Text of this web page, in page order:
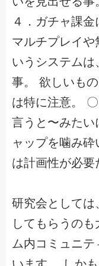
４．ガチャ課金
マルチプレイや
いうシステムは
事。 欲しいも
は特に注意。
言うと〜みたい
ャップを噛み
は計画性が必要
研究会としては
してもらうの
ム内コミュニ